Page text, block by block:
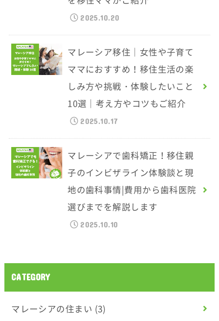
2025.10.20
マレーシア移住｜女性や子育て
ママにおすすめ！移住生活の楽
しみ方や挑戦・体験したいこと
10選｜考え方やコツもご紹介
2025.10.17
マレーシアで歯科矯正！移住親
子のインビザライン体験談と現
地の歯科事情|費用から歯科医院
選びまでを解説します
2025.10.10
CATEGORY
マレーシアの住まい (3)